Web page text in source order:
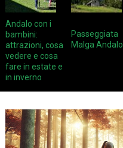
Andalo con i
bambini:
attrazioni, cosa
vedere e cosa
fare in estate e
in inverno
Passeggiata
Malga Andalo